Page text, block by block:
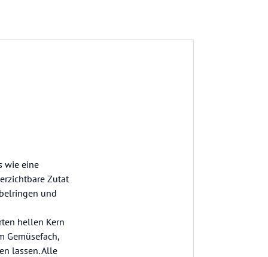
wie eine
Zutat
und
hellen Kern
Gemüsefach,
lassen. Alle